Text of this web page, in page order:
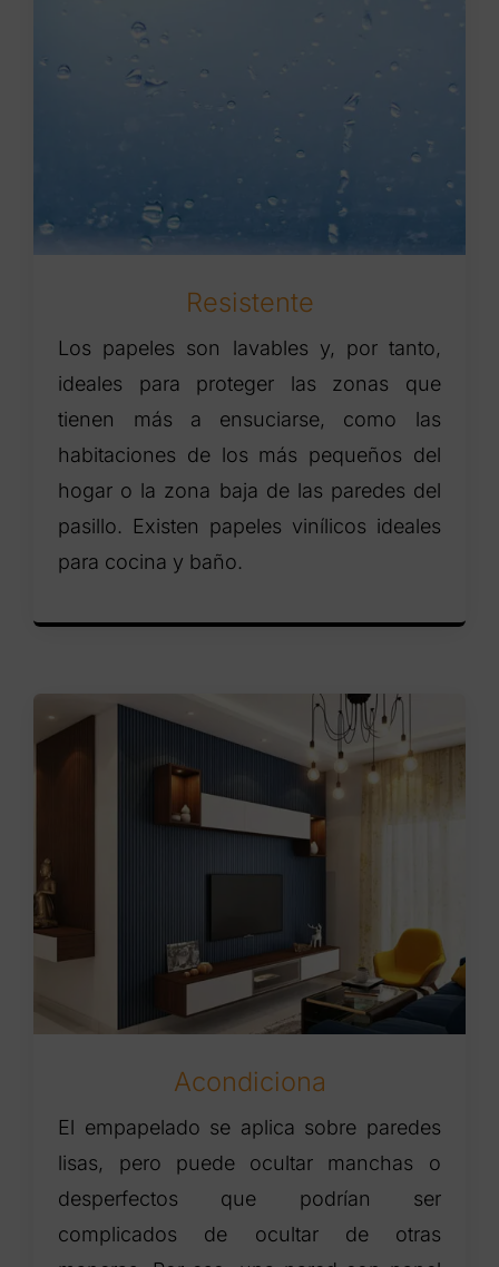
Resistente
Los papeles son lavables y, por tanto,
ideales para proteger las zonas que
tienen más a ensuciarse, como las
habitaciones de los más pequeños del
hogar o la zona baja de las paredes del
pasillo. Existen papeles vinílicos ideales
para cocina y baño.
Acondiciona
El empapelado se aplica sobre paredes
lisas, pero puede ocultar manchas o
desperfectos que podrían ser
complicados de ocultar de otras